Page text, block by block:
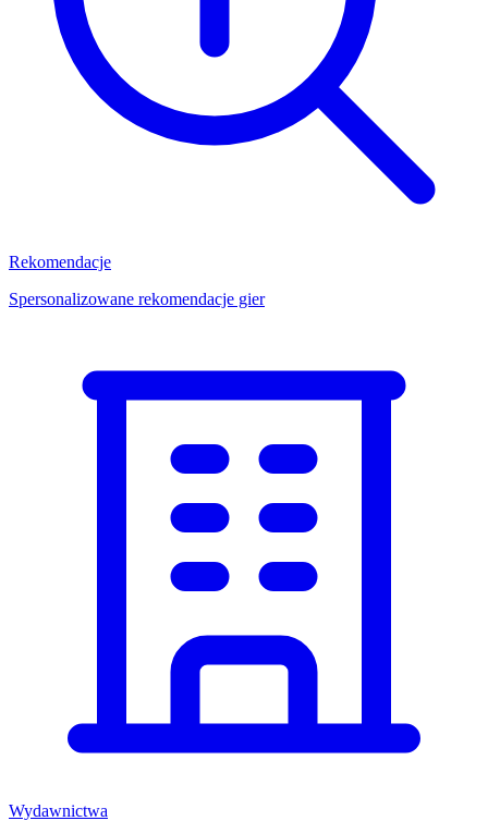
Rekomendacje
Spersonalizowane rekomendacje gier
Wydawnictwa